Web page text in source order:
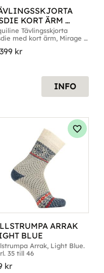
KORT ÄRM
GREEN
Tävlingsskjorta
med kort ärm, Mirage
kr
INFO
i favoriter
ARRAK
BLUE
Arrak, Light Blue.
35 till 46
kr
Lägg